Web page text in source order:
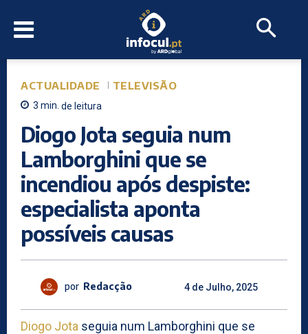
ACTUALIDADE TELEVISÃO
3 min. de leitura
Diogo Jota seguia num
Lamborghini que se
incendiou após despiste:
especialista aponta
possíveis causas
por Redacção 4 de Julho, 2025
Diogo Jota seguia num Lamborghini que se